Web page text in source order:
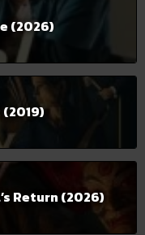
(2026)
Return (2026)